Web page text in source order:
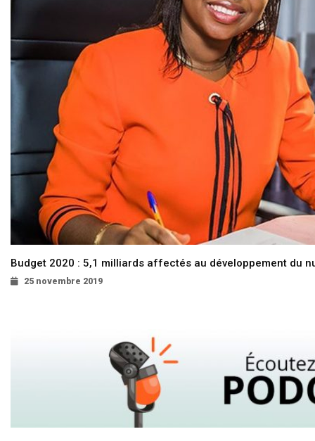
Budget 2020 : 5,1 milliards affectés au développement du
25 novembre 2019